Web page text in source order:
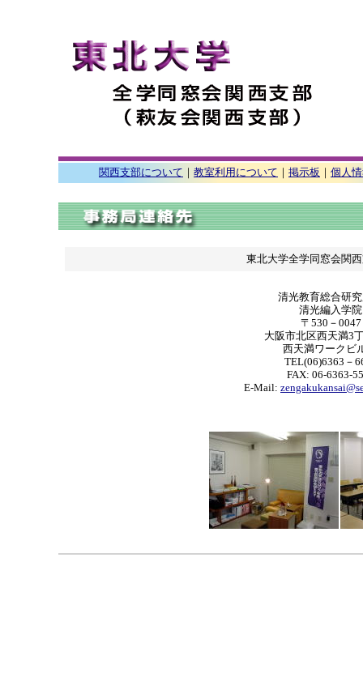
関西支部について ｜ 教室利用について ｜ 掲示板 ｜ 個人
東北大学全学同窓会関
清光教育総合研
清光編入学院
〒530－0047
大阪市北区西天満3
西天満ワークビ
TEL(06)6363－
FAX: 06-6363-
E-Mail: